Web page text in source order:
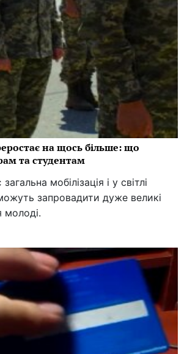
на щось більше: що
та студентам
мобілізація і у світлі
запровадити дуже великі
молоді.